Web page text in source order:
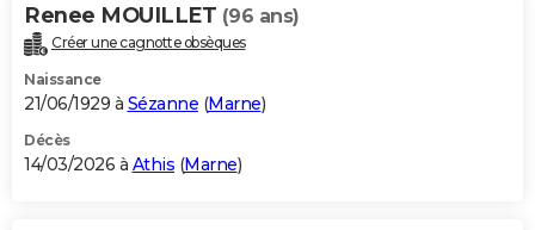
Carte de Noël
Carte Bonne année
Carte Saint-Valentin
Carte Pâques
Carte d'anniversaire
DICTIONNAIRE
Dictionnaire
Biographies
Citations
Expressions
Proverbes
PROGRAMME TV
S'inscrire
Se connecter
Lycées
Collèges
Primaires
Universités
Entreprises
Service militaire
Avis de recherche
AVIS DE DÉCÈS
Renee MOUILLET (96 ans)
Créer une cagnotte obsèques
Naissance
21/06/1929 à Sézanne (Marne)
Décès
14/03/2026 à Athis (Marne)